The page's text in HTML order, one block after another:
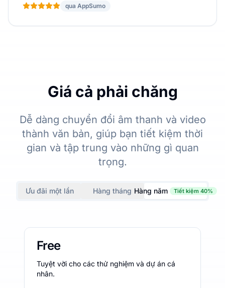
qua AppSumo
Giá cả phải chăng
Dễ dàng chuyển đổi âm thanh và video
thành văn bản, giúp bạn tiết kiệm thời
gian và tập trung vào những gì quan
trọng.
Ưu đãi một lần Hàng tháng Hàng năm Tiết kiệm 40%
Free
Tuyệt vời cho các thử nghiệm và dự án cá
nhân.